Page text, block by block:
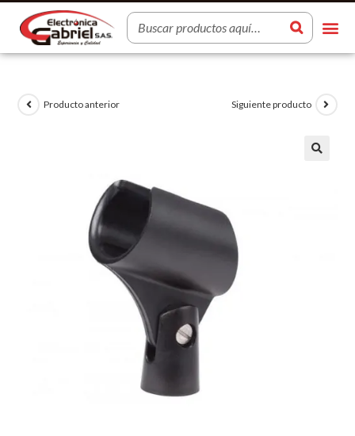
Producto anterior Siguiente producto